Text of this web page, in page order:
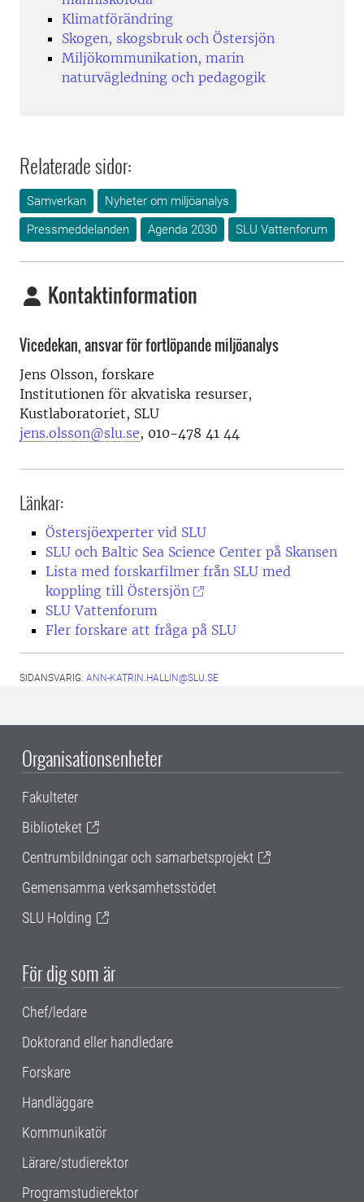
Klimatförändring
Skogen, skogsbruk och Östersjön
Miljökommunikation, marin
naturvägledning och pedagogik
Relaterade sidor:
Samverkan
Nyheter om miljöanalys
Pressmeddelanden
Agenda 2030 SLU Vattenforum
Kontaktinformation
Vicedekan, ansvar för fortlöpande miljöanalys
Jens Olsson, forskare
Institutionen för akvatiska resurser,
Kustlaboratoriet, SLU
jens.olsson@slu.se, 010-478 41 44
Länkar:
Östersjöexperter vid SLU
SLU och Baltic Sea Science Center på Skansen
Lista med forskarfilmer från SLU med
koppling till Östersjön
SLU Vattenforum
Fler forskare att fråga på SLU
SIDANSVARIG: ANN-KATRIN.HALLIN@SLU.SE
Organisationsenheter
Fakulteter
Biblioteket
Centrumbildningar och samarbetsprojekt
Gemensamma verksamhetsstödet
SLU Holding
För dig som är
Chef/ledare
Doktorand eller handledare
Forskare
Handläggare
Kommunikatör
Lärare/studierektor
Programstudierektor